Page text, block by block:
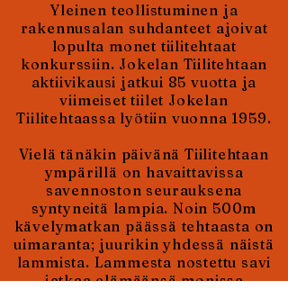
Yleinen teollistuminen ja
rakennusalan suhdanteet ajoivat
lopulta monet tiilitehtaat
konkurssiin. Jokelan Tiilitehtaan
aktiivikausi jatkui 85 vuotta ja
viimeiset tiilet Jokelan
Tiilitehtaassa lyötiin vuonna 1959.
Vielä tänäkin päivänä Tiilitehtaan
ympärillä on havaittavissa
savennoston seurauksena
syntyneitä lampia. Noin 500m
kävelymatkan päässä tehtaasta on
uimaranta; juurikin yhdessä näistä
lammista. Lammesta nostettu savi
jatkaa elämäänsä monissa